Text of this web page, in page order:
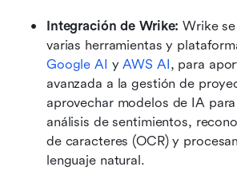
Integración de Wrike: Wrike
Google AI y AWS AI, para
avanzada a la gestión de
aprovechar modelos de IA
análisis de sentimientos,
de caracteres (OCR) y
lenguaje natural.